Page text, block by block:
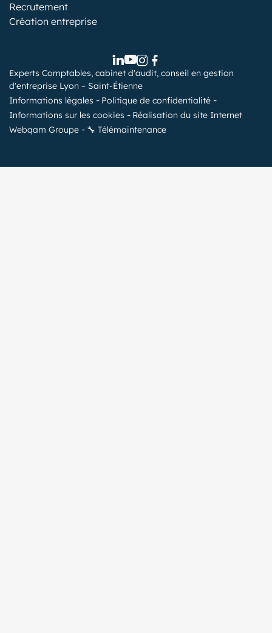
Recrutement
Création entreprise
Experts Comptables, cabinet d'audit, conseil en gestion
d'entreprise Lyon – Saint-Étienne
Informations légales
Politique de confidentialité
Informations sur les cookies
Réalisation du site Internet
Webqam Groupe
🔧 Télémaintenance